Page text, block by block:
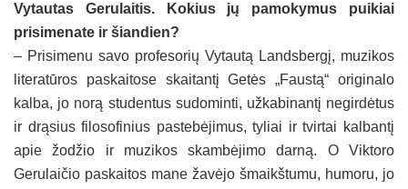
Vytautas Gerulaitis. Kokius jų pamokymus puikiai
prisimenate ir šiandien?
– Prisimenu savo profesorių Vytautą Landsbergį, muzikos
literatūros paskaitose skaitantį Getės „Faustą“ originalo
kalba, jo norą studentus sudominti, užkabinantį negirdėtus
ir drąsius filosofinius pastebėjimus, tyliai ir tvirtai kalbantį
apie žodžio ir muzikos skambėjimo darną. O Viktoro
Gerulaičio paskaitos mane žavėjo šmaikštumu, humoru, jo